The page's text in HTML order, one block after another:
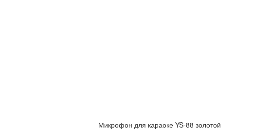
Микрофон для караоке YS-88 золотой